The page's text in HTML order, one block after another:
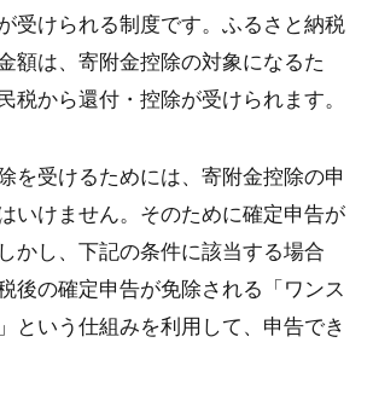
受けられる制度です。ふるさと納税
額は、寄附金控除の対象になるた
税から還付・控除が受けられます。
を受けるためには、寄附金控除の申
いけません。そのために確定申告が
かし、下記の条件に該当する場合
後の確定申告が免除される「ワンス
という仕組みを利用して、申告でき